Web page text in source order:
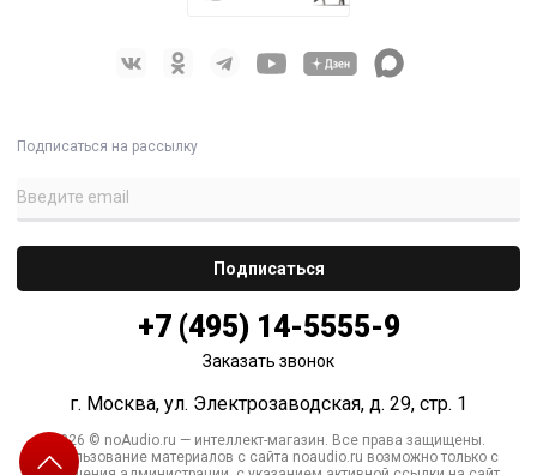
Подписаться на рассылку
+7 (495) 14-5555-9
Заказать звонок
г. Москва, ул. Электрозаводская, д. 29, стр. 1
2026 © noAudio.ru — интеллект-магазин. Все права защищены.
Использование материалов с сайта noaudio.ru возможно только с